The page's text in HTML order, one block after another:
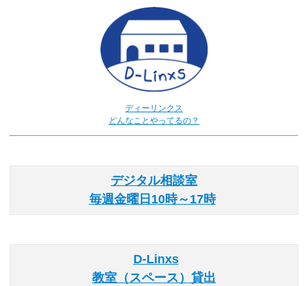
ディーリンクス
どんなことやってるの？
デジタル相談室
毎週金曜日10時～17時
D-Linxs
教室（スペース）貸出